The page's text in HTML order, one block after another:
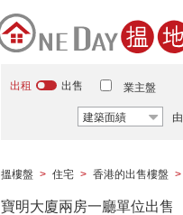
出租 出售 業主盤
建築面績 由
搵樓盤 > 住宅 > 香港的出售樓盤 >
寶明大廈兩房一廳單位出售